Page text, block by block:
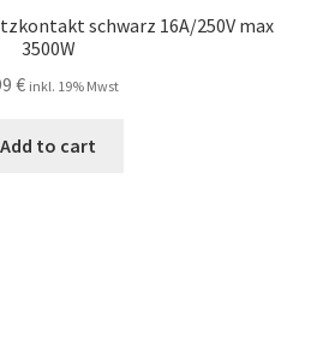
schwarz 16A/250V max
3500W
€ inkl. 19% Mwst
Add to cart